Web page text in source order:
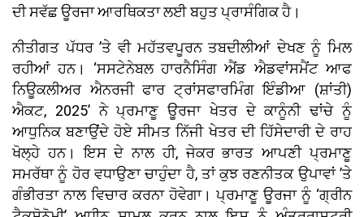
ਦੀ ਸਵੱਛ ਊਰਜਾ ਆਰਥਿਕਤਾ ਲਈ ਬਹੁਤ ਪ੍ਰਾਸੰਗਿਕ ਹੈ।
ਨੀਤੀਗਤ ਪੱਧਰ ’ਤੇ ਵੀ ਮਹੱਤਵਪੂਰਨ ਤਬਦੀਲੀਆਂ ਦੇਖਣ ਨੂੰ ਮਿਲ
ਰਹੀਆਂ ਹਨ। ‘ਸਸਟੇਨੇਬਲ ਹਾਰਨੈਸਿੰਗ ਐਂਡ ਐਡਵਾਂਸਮੈਂਟ ਆਫ
ਨਿਊਕਲੀਅਰ ਐਨਰਜੀ ਫਾਰ ਟ੍ਰਾਂਸਫਾਰਮਿੰਗ ਇੰਡੀਆ (ਸ਼ਾਂਤੀ)
ਐਕਟ, 2025’ ਨੇ ਪ੍ਰਮਾਣੂ ਊਰਜਾ ਖੇਤਰ ਦੇ ਕਾਨੂੰਨੀ ਢਾਂਚੇ ਨੂੰ
ਆਧੁਨਿਕ ਬਣਾਉਂਦੇ ਹੋਏ ਸੀਮਤ ਨਿੱਜੀ ਖੇਤਰ ਦੀ ਹਿੱਸੇਦਾਰੀ ਦੇ ਰਾਹ
ਖੋਲ੍ਹੇ ਹਨ। ਇਸ ਦੇ ਨਾਲ ਹੀ, ਜੇਕਰ ਭਾਰਤ ਆਪਣੀ ਪ੍ਰਮਾਣੂ
ਸਮਰੱਥਾ ਨੂੰ ਹੋਰ ਵਧਾਉਣਾ ਚਾਹੁੰਦਾ ਹੈ, ਤਾਂ ਕੁਝ ਰਣਨੀਤਕ ਉਪਾਵਾਂ ’ਤੇ
ਗੰਭੀਰਤਾ ਨਾਲ ਵਿਚਾਰ ਕਰਨਾ ਹੋਵੇਗਾ। ਪ੍ਰਮਾਣੂ ਊਰਜਾ ਨੂੰ ‘ਗ੍ਰੀਨ